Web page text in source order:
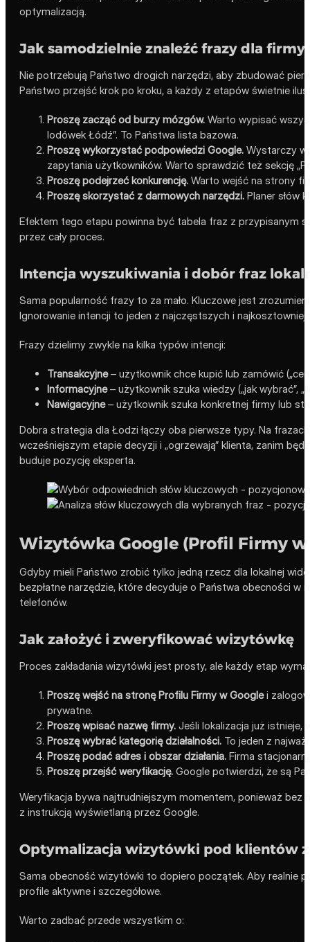
optymalizacją.
Jak samodzielnie znaleźć frazy dla firmy
Nie potrzebują Państwo drogich narzędzi, aby zbudować
Państwo przejść krok po kroku, a każdy z etapów świetnie
Proszę zacząć od burzy mózgów. Warto wypisać
lodówek Łódź”. To Państwa lista bazowa.
Proszę wykorzystać podpowiedzi Google. Wystarczy
zapytania użytkowników. Warto sprawdzić też sekcję
Proszę podejrzeć konkurencję. Warto wejść na strony
Proszę skorzystać z darmowych narzędzi. Planer słów
Efektem tego etapu powinna być tabela fraz z przypisanym
przez cały proces.
Intencja wyszukiwania i dobór fraz
Sama popularność frazy to za mało. Kluczowe jest
Ignorowanie intencji to jeden z najczęstszych i
Frazy dzielimy zwykle na kilka typów intencji:
Transakcyjne– użytkownik chce kupić lub zamówić
Informacyjne– użytkownik szuka wiedzy („jak wybrać”,
Nawigacyjne– użytkownik szuka konkretnej firmy lub
Dobra strategia dla Łodzi łączy oba pierwsze typy. Na
wcześniejszym etapie decyzji i „ogrzewają” klienta, zanim
buduje pozycję eksperta.
Wizytówka Google (Profil Firmy
Gdyby mieli Państwo zrobić tylko jedną rzecz dla lokalnej
bezpłatne narzędzie, które decyduje o Państwa obecności w
telefonów.
Jak założyć i zweryfikować wizytówkę
Proces zakładania wizytówki jest prosty, ale każdy etap
Proszę wejść na stronę Profilu Firmy w Googlei
prywatne.
Proszę wpisać nazwę firmy. Jeśli lokalizacja już istnieje,
Proszę wybrać kategorię działalności. To jeden z
Proszę podać adres i obszar działania. Firma
Proszę przejść weryfikację. Google potwierdzi, że są
Weryfikacja bywa najtrudniejszym momentem, ponieważ bez
z instrukcją wyświetlaną przez Google.
Optymalizacja wizytówki pod klientów
Sama obecność wizytówki to dopiero początek. Aby realnie
profile aktywne i szczegółowe.
Warto zadbać przede wszystkim o: